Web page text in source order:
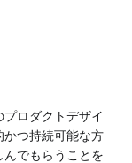
ロダクトデザイ
つ持続可能な方
でもらうことを